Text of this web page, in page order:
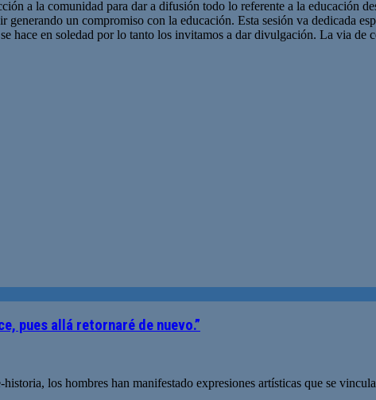
a la comunidad para dar a difusión todo lo referente a la educación
un compromiso con la educación. Esta sesión va dedicada
hace en soledad por lo tanto los invitamos a dar divulgación. La via de
pues allá retornaré de nuevo.”
los hombres han manifestado expresiones artísticas que se